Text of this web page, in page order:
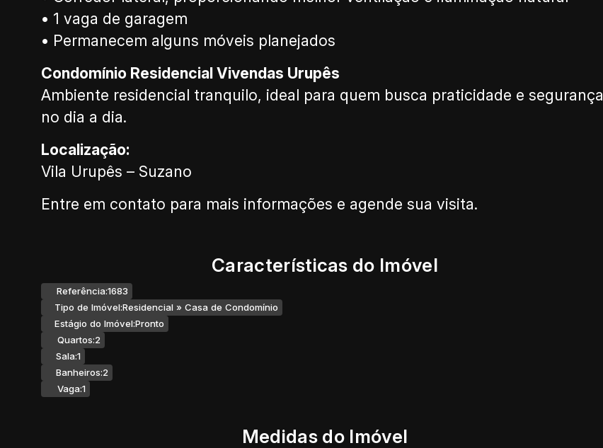
• 1 vaga de garagem
• Permanecem alguns móveis planejados
Condomínio Residencial Vivendas Urupês
Ambiente residencial tranquilo, ideal para quem busca praticidade e segurança
no dia a dia.
Localização:
Vila Urupês – Suzano
Entre em contato para mais informações e agende sua visita.
Características do Imóvel
Referência:1683
Tipo de Imóvel:Residencial » Casa de Condomínio
Estágio do Imóvel:Pronto
Quartos:2
Sala:1
Banheiros:2
Vaga:1
Medidas do Imóvel